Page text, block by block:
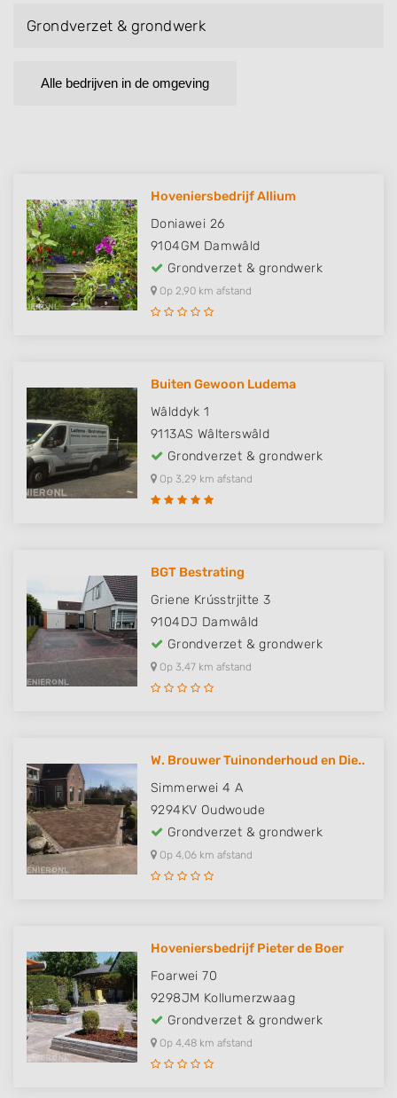
Grondverzet & grondwerk
Alle bedrijven in de omgeving
Hoveniersbedrijf Allium
Doniawei 26
9104GM Damwâld
Grondverzet & grondwerk
Op 2,90 km afstand
Buiten Gewoon Ludema
Wâlddyk 1
9113AS Wâlterswâld
Grondverzet & grondwerk
Op 3,29 km afstand
BGT Bestrating
Griene Krússtrjitte 3
9104DJ Damwâld
Grondverzet & grondwerk
Op 3,47 km afstand
W. Brouwer Tuinonderhoud en Die..
Simmerwei 4 A
9294KV Oudwoude
Grondverzet & grondwerk
Op 4,06 km afstand
Hoveniersbedrijf Pieter de Boer
Foarwei 70
9298JM Kollumerzwaag
Grondverzet & grondwerk
Op 4,48 km afstand